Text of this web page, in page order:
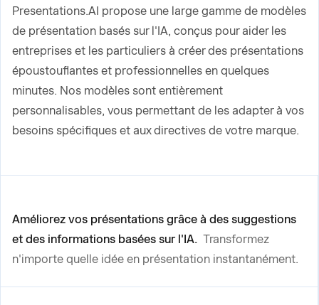
Presentations.AI propose une large gamme de modèles
de présentation basés sur l'IA, conçus pour aider les
entreprises et les particuliers à créer des présentations
époustouflantes et professionnelles en quelques
minutes. Nos modèles sont entièrement
personnalisables, vous permettant de les adapter à vos
besoins spécifiques et aux directives de votre marque.
Améliorez vos présentations grâce à des suggestions
et des informations basées sur l'IA. Transformez
n'importe quelle idée en présentation instantanément.